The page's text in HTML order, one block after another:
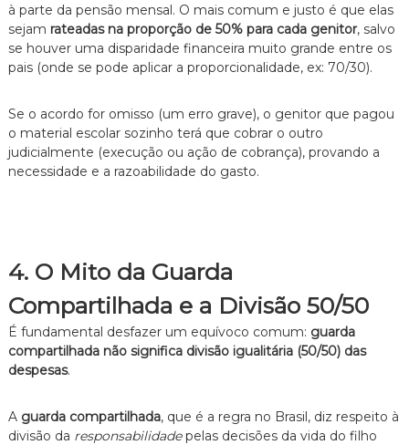
à parte da pensão mensal. O mais comum e justo é que elas
sejam rateadas na proporção de 50% para cada genitor, salvo
se houver uma disparidade financeira muito grande entre os
pais (onde se pode aplicar a proporcionalidade, ex: 70/30).
Se o acordo for omisso (um erro grave), o genitor que pagou
o material escolar sozinho terá que cobrar o outro
judicialmente (execução ou ação de cobrança), provando a
necessidade e a razoabilidade do gasto.
4. O Mito da Guarda
Compartilhada e a Divisão 50/50
É fundamental desfazer um equívoco comum: guarda
compartilhada não significa divisão igualitária (50/50) das
despesas.
A guarda compartilhada, que é a regra no Brasil, diz respeito à
divisão da responsabilidadepelas decisões da vida do filho